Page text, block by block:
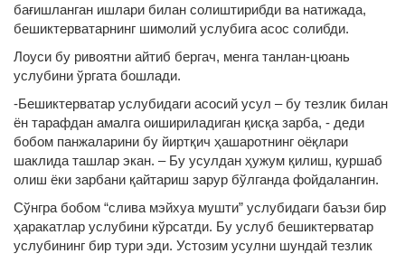
бағишланган ишлари билан солиштирибди ва натижада,
бешиктерватарнинг шимолий услубига асос солибди.
Лоуси бу ривоятни айтиб бергач, менга танлан-цюань
услубини ўргата бошлади.
-Бешиктерватар услубидаги асосий усул – бу тезлик билан
ён тарафдан амалга оишириладиган қисқа зарба, - деди
бобом панжаларини бу йиртқич ҳашаротнинг оёқлари
шаклида ташлар экан. – Бу усулдан ҳужум қилиш, қуршаб
олиш ёки зарбани қайтариш зарур бўлганда фойдалангин.
Сўнгра бобом “слива мэйхуа мушти” услубидаги баъзи бир
ҳаракатлар услубини кўрсатди. Бу услуб бешиктерватар
услубининг бир тури эди. Устозим усулни шундай тезлик